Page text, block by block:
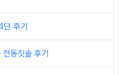
후기
동칫솔 후기